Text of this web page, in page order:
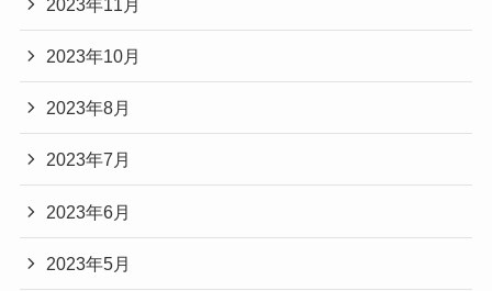
2023年11月
2023年10月
2023年8月
2023年7月
2023年6月
2023年5月